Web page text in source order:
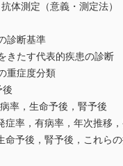
体測定（意義・測定法）
診断基準
きたす代表的疾患の診断
重症度分類
後
率，生命予後，腎予後
症率，有病率，年次推移
命予後，腎予後，これらの